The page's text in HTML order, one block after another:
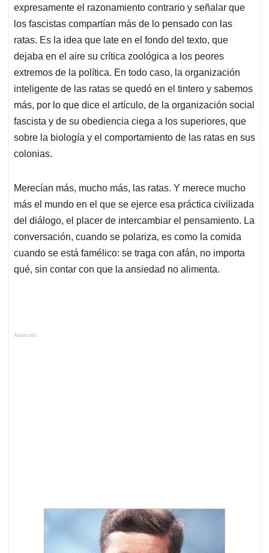
expresamente el razonamiento contrario y señalar que
los fascistas compartían más de lo pensado con las
ratas. Es la idea que late en el fondo del texto, que
dejaba en el aire su crítica zoológica a los peores
extremos de la política. En todo caso, la organización
inteligente de las ratas se quedó en el tintero y sabemos
más, por lo que dice el artículo, de la organización social
fascista y de su obediencia ciega a los superiores, que
sobre la biología y el comportamiento de las ratas en sus
colonias.
Merecían más, mucho más, las ratas. Y merece mucho
más el mundo en el que se ejerce esa práctica civilizada
del diálogo, el placer de intercambiar el pensamiento. La
conversación, cuando se polariza, es como la comida
cuando se está famélico: se traga con afán, no importa
qué, sin contar con que la ansiedad no alimenta.
Anuncios.